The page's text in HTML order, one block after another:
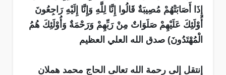
إِذَا أَصَابَتْهُمْ مُصِيبَةٌ قَالُوا إِنَّا لِلَّهِ وَإِنَّا إِلَيْهِ رَاجِعُونَ
أُوْلَئِكَ عَلَيْهِمْ صَلَوَاتٌ مِنْ رَبِّهِمْ وَرَحْمَةٌ وَأُوْلَئِكَ هُمُ
الْمُهْتَدُونَ) صدق الله العلي العظيم
إنتقل إلى رحمة الله تعالى الحاج محمد هملان